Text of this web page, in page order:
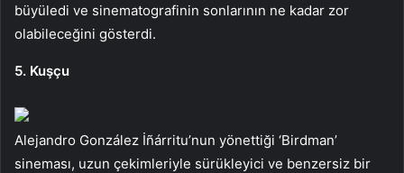
büyüledi ve sinematografinin sonlarının ne kadar zor
olabileceğini gösterdi.
5. Kuşçu
Alejandro González İñárritu’nun yönettiği ‘Birdman’
sineması, uzun çekimleriyle sürükleyici ve benzersiz bir